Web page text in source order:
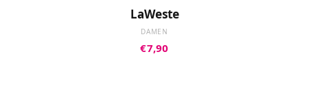
LaWeste
DAMEN
€7,90